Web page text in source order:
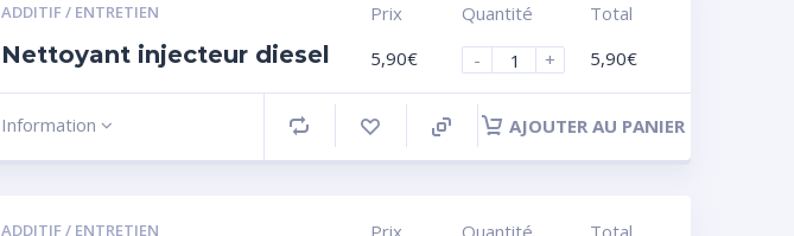
ADDITIF / ENTRETIEN
Nettoyant injecteur diesel
Prix
5,90€
Quantité
-
+
Total
5,90€
Information AJOUTER AU PANIER
ADDITIF / ENTRETIEN
Prix
Quantité
Total